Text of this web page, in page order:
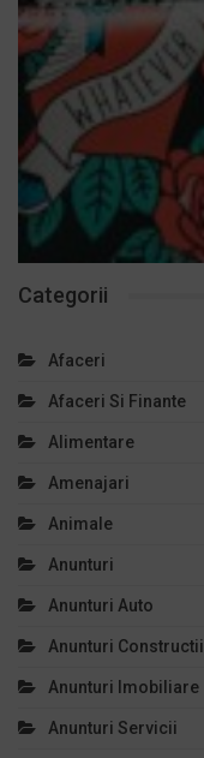
Categorii
Afaceri
Afaceri Si Finante
Alimentare
Amenajari
Animale
Anunturi
Anunturi Auto
Anunturi Constructii
Anunturi Imobiliare
Anunturi Servicii